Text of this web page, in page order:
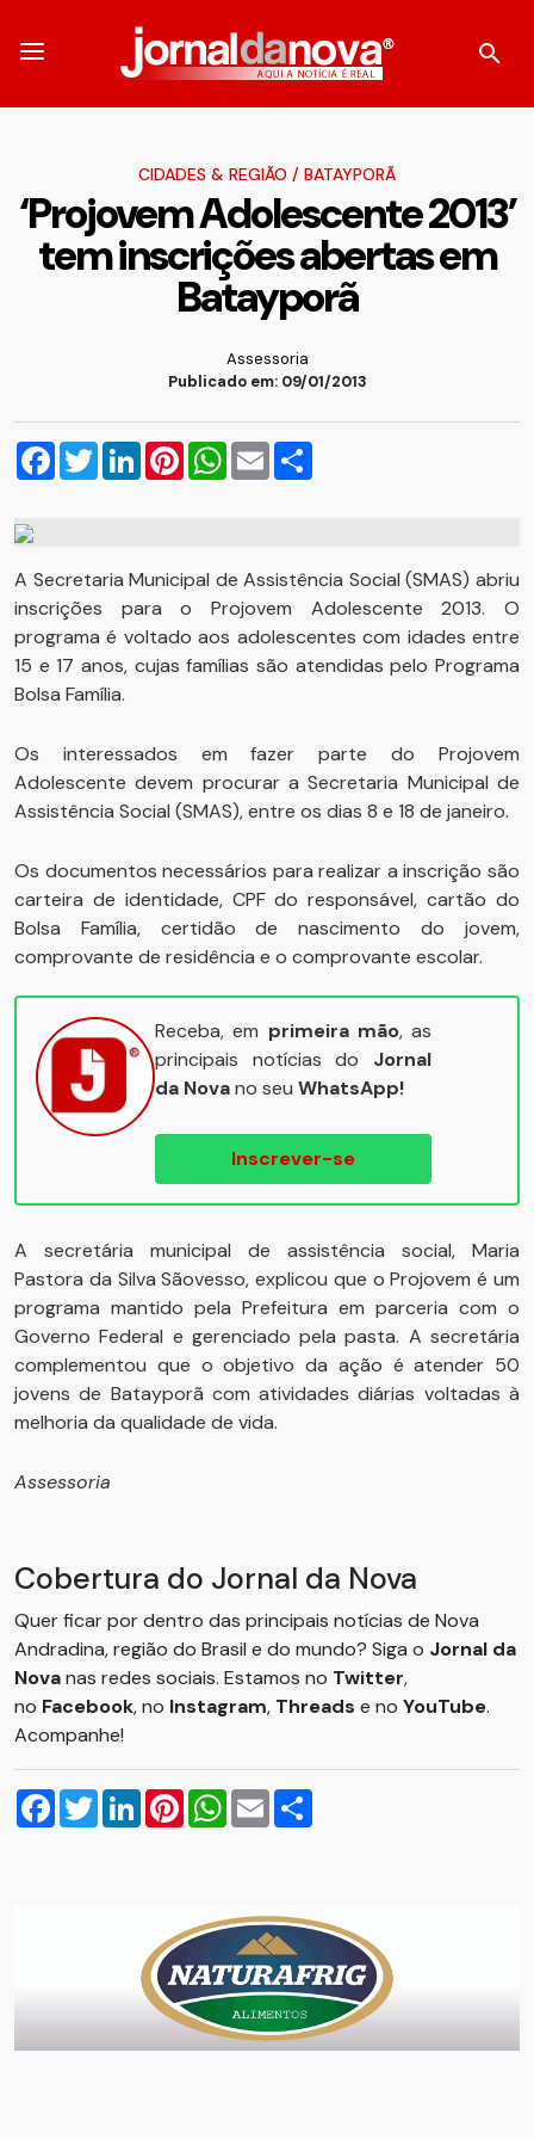
CIDADES & REGIÃO / BATAYPORÃ
‘Projovem Adolescente 2013’
tem inscrições abertas em
Batayporã
Assessoria
Publicado em: 09/01/2013
Facebook
TwitterLinkedInPinterestWhatsApp
Email
A Secretaria Municipal de Assistência Social (SMAS) abriu
inscrições para o Projovem Adolescente 2013. O
programa é voltado aos adolescentes com idades entre
15 e 17 anos, cujas famílias são atendidas pelo Programa
Bolsa Família.
Os interessados em fazer parte do Projovem
Adolescente devem procurar a Secretaria Municipal de
Assistência Social (SMAS), entre os dias 8 e 18 de janeiro.
Os documentos necessários para realizar a inscrição são
carteira de identidade, CPF do responsável, cartão do
Bolsa Família, certidão de nascimento do jovem,
comprovante de residência e o comprovante escolar.
Receba, em primeira mão, as
principais notícias do Jornal
da Novano seu WhatsApp!
Inscrever-se
A secretária municipal de assistência social, Maria
Pastora da Silva Sãovesso, explicou que o Projovem é um
programa mantido pela Prefeitura em parceria com o
Governo Federal e gerenciado pela pasta. A secretária
complementou que o objetivo da ação é atender 50
jovens de Batayporã com atividades diárias voltadas à
melhoria da qualidade de vida.
Assessoria
Cobertura do Jornal da Nova
Quer ficar por dentro das principais notícias de Nova
Andradina, região do Brasil e do mundo? Siga o Jornal da
Novanas redes sociais. Estamos no Twitter,
no Facebook, no Instagram, Threads e no YouTube.
Acompanhe!
Facebook
TwitterLinkedInPinterestWhatsApp
Email